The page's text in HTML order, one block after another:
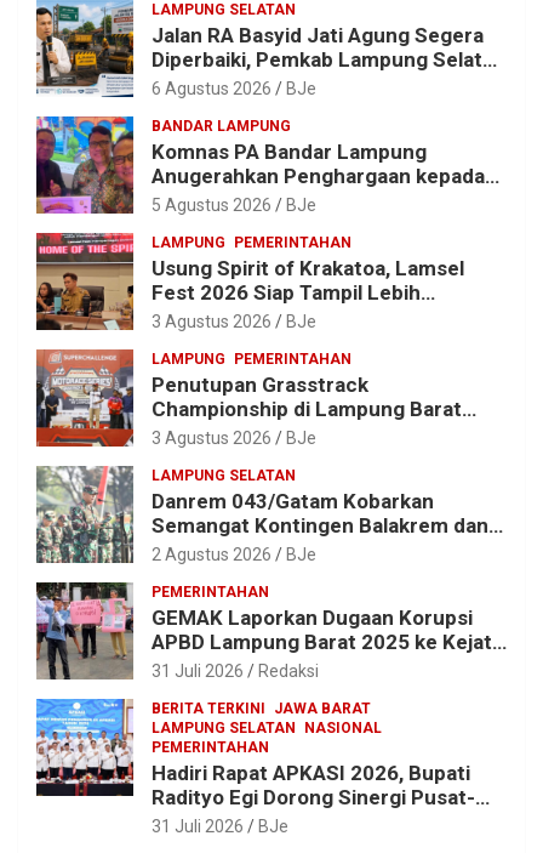
LAMPUNG SELATAN
Jalan RA Basyid Jati Agung Segera
Diperbaiki, Pemkab Lampung Selatan
Alokasikan Rp1,13 Miliar
6 Agustus 2026 BJe
BANDAR LAMPUNG
Komnas PA Bandar Lampung
Anugerahkan Penghargaan kepada
Kombes Pol. Alfret Jacob Tilukay
5 Agustus 2026 BJe
LAMPUNG PEMERINTAHAN
Usung Spirit of Krakatoa, Lamsel
Fest 2026 Siap Tampil Lebih
Spektakuler dengan Empat Event
3 Agustus 2026 BJe
LAMPUNG PEMERINTAHAN
Penutupan Grasstrack
Championship di Lampung Barat
Meriah, Dihadiri Ribuan Penonton; Ini
3 Agustus 2026 BJe
LAMPUNG SELATAN
Danrem 043/Gatam Kobarkan
Semangat Kontingen Balakrem dan
Yonif 143/TWEJ di Pembukaan
XXI/Radin Inten
2 Agustus 2026 BJe
PEMERINTAHAN
GEMAK Laporkan Dugaan Korupsi
APBD Lampung Barat 2025 ke Kejati
Lampung, Soroti Proyek Jalan
31 Juli 2026 Redaksi
BERITA TERKINI
JAWA BARAT
LAMPUNG SELATAN
NASIONAL
PEMERINTAHAN
Hadiri Rapat APKASI 2026, Bupati
Radityo Egi Dorong Sinergi Pusat-
Daerah untuk Percepat
31 Juli 2026 BJe